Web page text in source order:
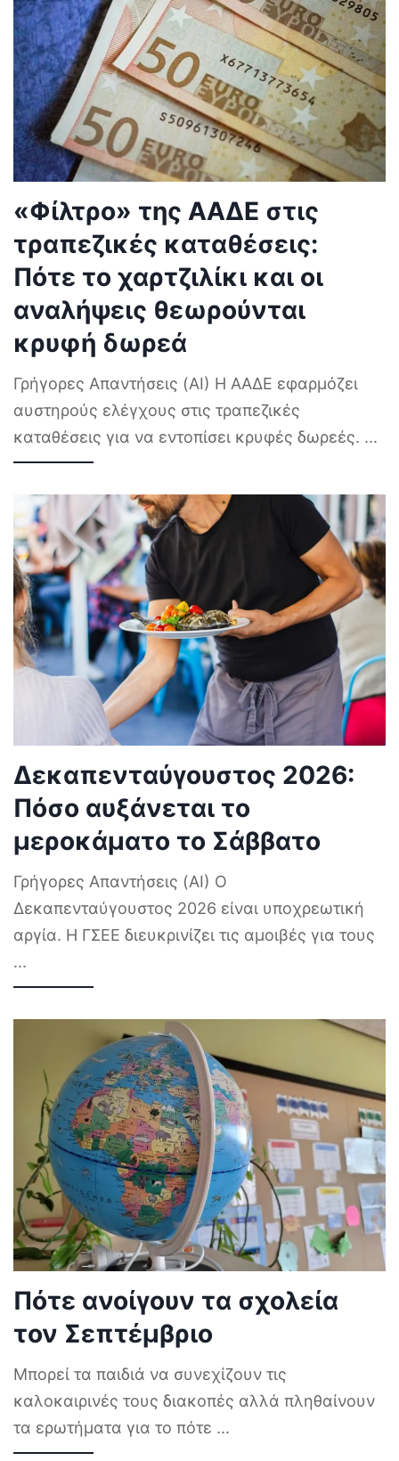
«Φίλτρο» της ΑΑΔΕ στις
τραπεζικές καταθέσεις:
Πότε το χαρτζιλίκι και οι
αναλήψεις θεωρούνται
κρυφή δωρεά
Γρήγορες Απαντήσεις (AI) Η ΑΑΔΕ εφαρμόζει
αυστηρούς ελέγχους στις τραπεζικές
καταθέσεις για να εντοπίσει κρυφές δωρεές. ...
Δεκαπενταύγουστος 2026:
Πόσο αυξάνεται το
μεροκάματο το Σάββατο
Γρήγορες Απαντήσεις (AI) Ο
Δεκαπενταύγουστος 2026 είναι υποχρεωτική
αργία. Η ΓΣΕΕ διευκρινίζει τις αμοιβές για τους
...
Πότε ανοίγουν τα σχολεία
τον Σεπτέμβριο
Μπορεί τα παιδιά να συνεχίζουν τις
καλοκαιρινές τους διακοπές αλλά πληθαίνουν
τα ερωτήματα για το πότε ...